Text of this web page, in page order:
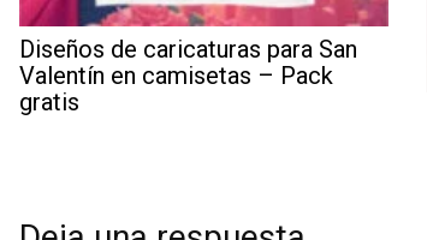
Diseños de caricaturas para San
Valentín en camisetas – Pack
gratis